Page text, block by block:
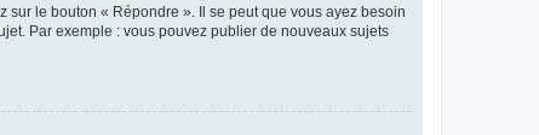
le bouton « Répondre ». Il se peut que vous ayez besoin
Par exemple : vous pouvez publier de nouveaux sujets